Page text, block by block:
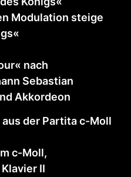
Modulation steige
nach
Sebastian
Akkordeon
der Partita c-Moll
c-Moll,
II